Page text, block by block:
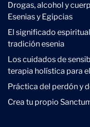
Drogas, alcohol y
Esenias y Egipcias
El significado
tradición esenia
Los cuidados de
terapia holística para
Práctica del perdón y
Crea tu propio